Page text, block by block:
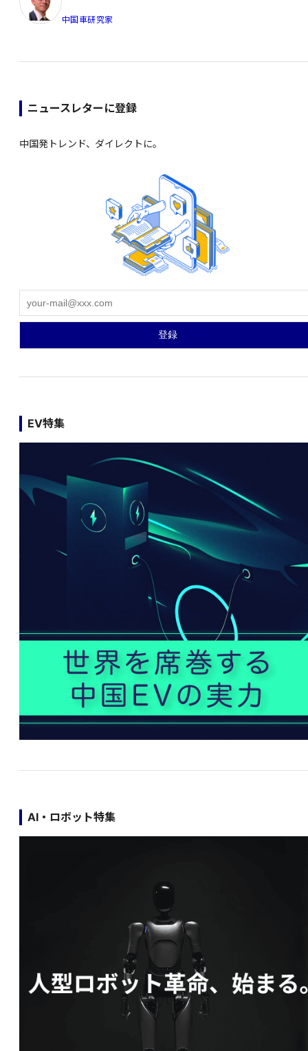
中国車研究家
ニュースレターに登録
中国発トレンド、ダイレクトに。
EV特集
AI・ロボット特集